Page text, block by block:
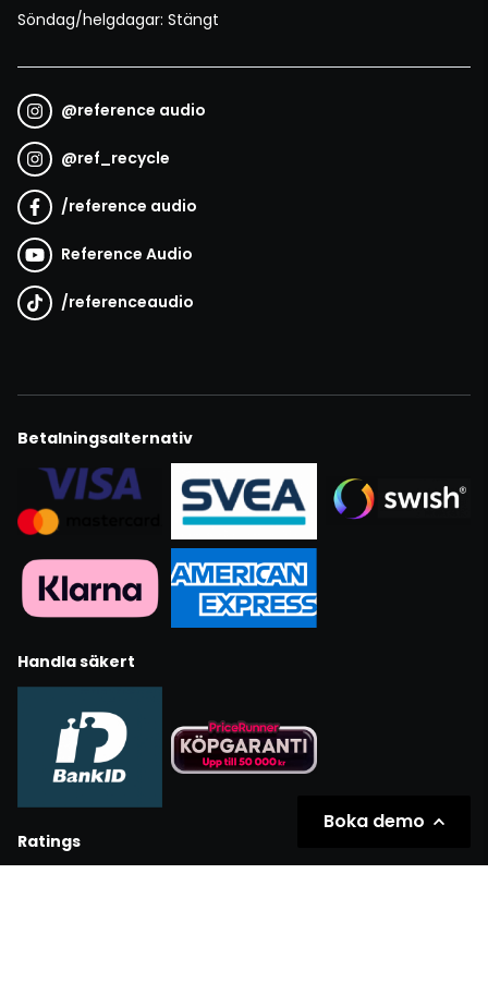
Söndag/helgdagar: Stängt
@reference audio
@ref_recycle
/reference audio
Reference Audio
/referenceaudio
Betalningsalternativ
Handla säkert
Ratings
Boka demo